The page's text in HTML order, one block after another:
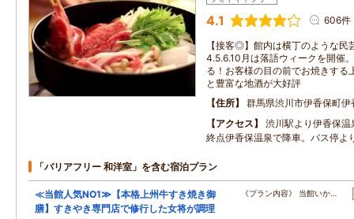
4.1 606件
【接客◎】館内は横丁のような
4.5.6.10月は落語ウィークを開催
る！お客様の目の前でお焼きする
と豊富な地酒が大好評
住所
群馬県渋川市伊香保町伊
アクセス
渋川駅より伊香保
終点伊香保温泉で降車。バス停よ
「バリアフリー 和洋室」を含む宿泊プラン
≪当館人気NO1≫【本格上州牛すき焼き御
膳】すきやき専門店で修行した女将が調理
《プラン内容》 当館いか…